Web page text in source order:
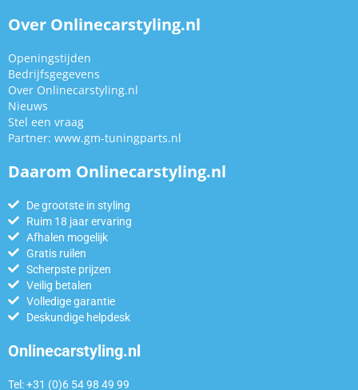
Over Onlinecarstyling.nl
Openingstijden
Bedrijfsgegevens
Over Onlinecarstyling.nl
Nieuws
Stel een vraag
Partner: www.gm-tuningparts.nl
Daarom Onlinecarstyling.nl
De grootste in styling
Ruim 18 jaar ervaring
Afhalen mogelijk
Gratis ruilen
Scherpste prijzen
Veilig betalen
Volledige garantie
Deskundige helpdesk
Onlinecarstyling.nl
Tel: +31 (0)6 54 98 49 99